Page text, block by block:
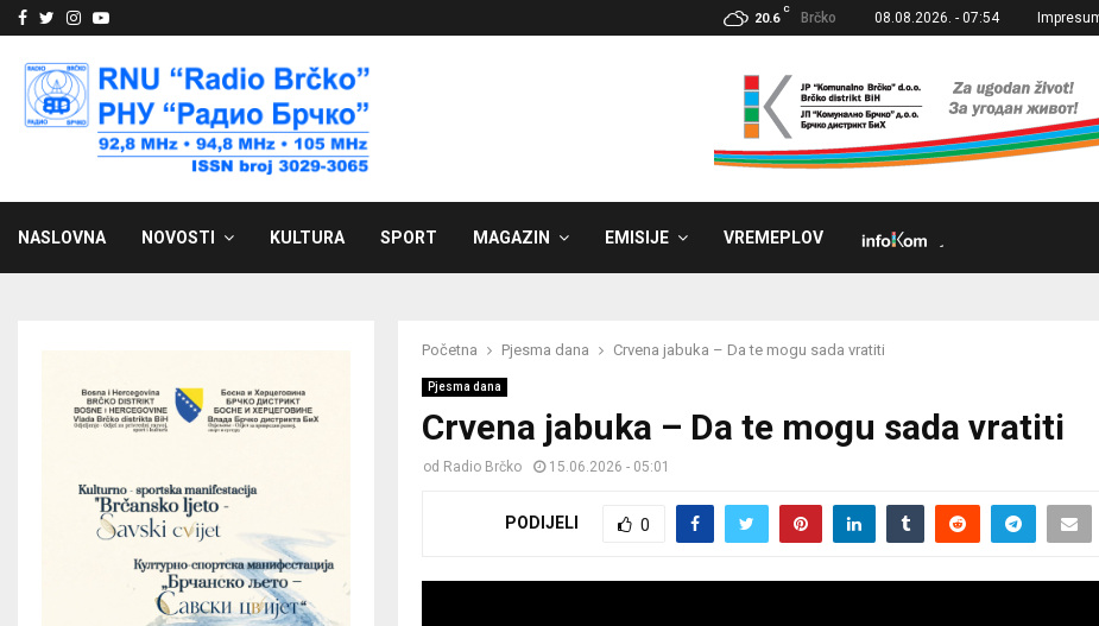
Facebook
Twitter
Instagram
Youtube 20.6
C
Brčko 08.08.2026. - 07:54
NASLOVNA NOVOSTI KULTURA SPORT MAGAZIN EMISIJE VREMEPLOV
Početna Pjesma dana Crvena jabuka – Da te mogu sada vratiti
Pjesma dana
Crvena jabuka – Da te mogu sada vratiti
od Radio Brčko 15.06.2026 - 05:01
PODIJELI 0